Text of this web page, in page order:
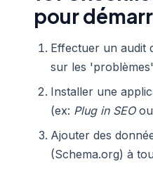
pour
Effectuer un audit
sur les
Installer une
(ex: Plug in SEOou
Ajouter des
(Schema.org) à